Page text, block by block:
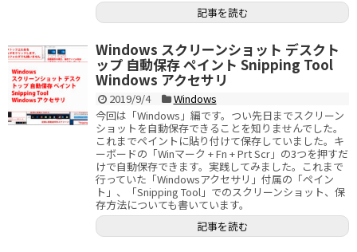
記事を読む
Windows スクリーンショット デスクト
ップ 自動保存 ペイント Snipping Tool
Windows アクセサリ
2019/9/4
Windows
今回は「Windows」編です。つい先日までスクリーン
ショットを自動保存できることを知りませんでした。
これまでペイントに貼り付けて保存していました。キ
ーボードの「Winマーク + Fn + Prt Scr」の3つを押すだ
けで自動保存できます。実践してみました。これまで
行っていた「Windowsアクセサリ」付属の「ペイン
ト」、「Snipping Tool」でのスクリーンショット、保
存方法についても書いています。
記事を読む